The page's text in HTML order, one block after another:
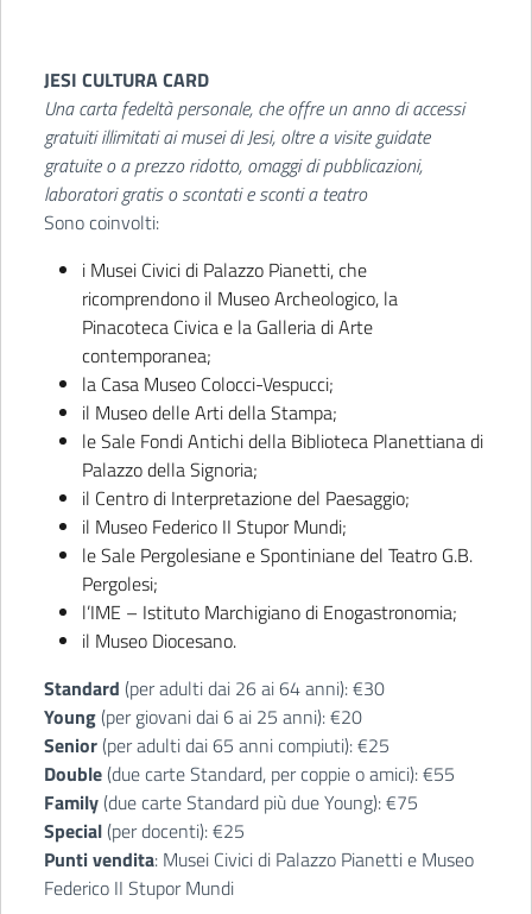
JESI CULTURA CARD
Una carta fedeltà personale, che offre un anno di accessi
gratuiti illimitati ai musei di Jesi, oltre a visite guidate
gratuite o a prezzo ridotto, omaggi di pubblicazioni,
laboratori gratis o scontati e sconti a teatro
Sono coinvolti:
i Musei Civici di Palazzo Pianetti, che
ricomprendono il Museo Archeologico, la
Pinacoteca Civica e la Galleria di Arte
contemporanea;
la Casa Museo Colocci-Vespucci;
il Museo delle Arti della Stampa;
le Sale Fondi Antichi della Biblioteca Planettiana di
Palazzo della Signoria;
il Centro di Interpretazione del Paesaggio;
il Museo Federico II Stupor Mundi;
le Sale Pergolesiane e Spontiniane del Teatro G.B.
Pergolesi;
l’IME – Istituto Marchigiano di Enogastronomia;
il Museo Diocesano.
Standard (per adulti dai 26 ai 64 anni): €30
Young(per giovani dai 6 ai 25 anni): €20
Senior(per adulti dai 65 anni compiuti): €25
Double(due carte Standard, per coppie o amici): €55
Family(due carte Standard più due Young): €75
Special(per docenti): €25
Punti vendita: Musei Civici di Palazzo Pianetti e Museo
Federico II Stupor Mundi